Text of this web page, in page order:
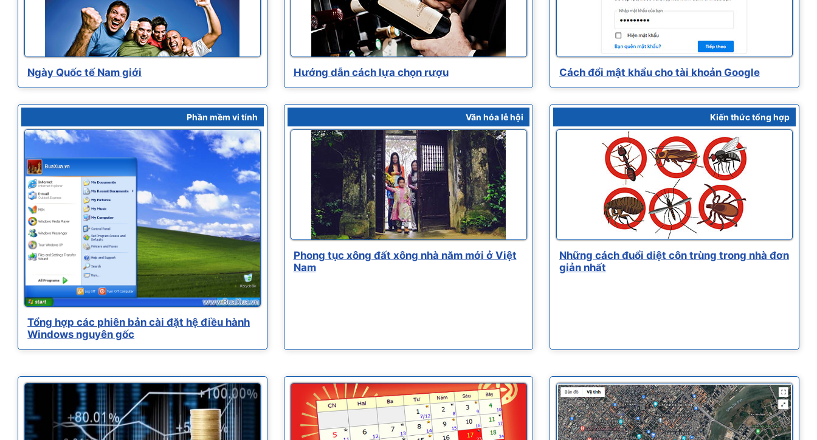
Ngày Quốc tế Nam giới Hướng dẫn cách lựa chọn rượu Cách đổi mật khẩu cho tài khoản Google
Phần mềm vi tính
Tổng hợp các phiên bản cài đặt hệ điều hành
Windows nguyên gốc
Văn hóa lễ hội
Phong tục xông đất xông nhà năm mới ở Việt
Nam
Kiến thức tổng hợp
Những cách đuổi diệt côn trùng trong nhà đơn
giản nhất